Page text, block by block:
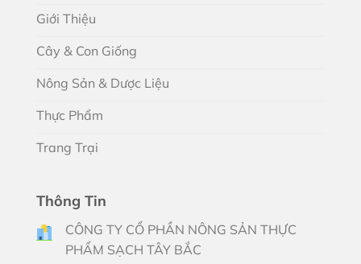
Giới Thiệu
Cây & Con Giống
Nông Sản & Dược Liệu
Thực Phẩm
Trang Trại
Thông Tin
CÔNG TY CỔ PHẦN NÔNG SẢN THỰC
PHẨM SẠCH TÂY BẮC